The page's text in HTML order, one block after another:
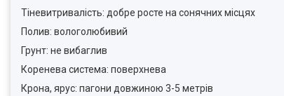
Тіневитривалість: добре росте на сонячних місцях
Полив: вологолюбивий
Грунт: не вибаглив
Коренева система: поверхнева
Крона, ярус: пагони довжиною 3-5 метрів